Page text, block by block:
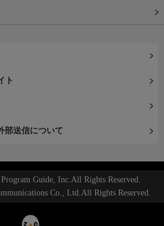
ト
部送信について
Guide, Inc.All Rights Reserved.
Co., Ltd.All Rights Reserved.